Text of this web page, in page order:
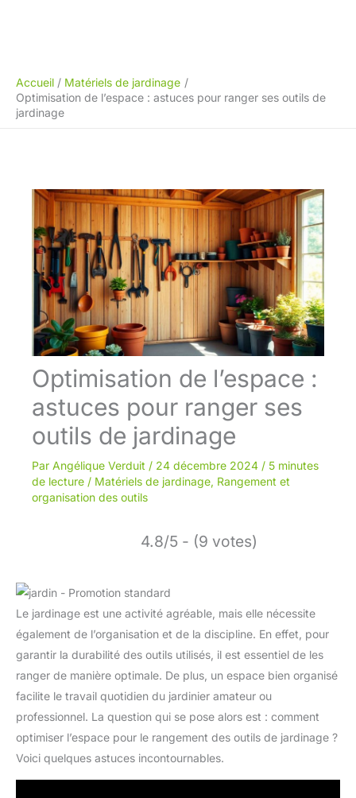
Accueil
Matériels de jardinage
Optimisation de l’espace : astuces pour ranger ses outils de
jardinage
Optimisation de l’espace :
astuces pour ranger ses
outils de jardinage
Par Angélique Verduit / 24 décembre 2024 / 5 minutes
de lecture / Matériels de jardinage, Rangement et
organisation des outils
4.8/5 - (9 votes)
Le jardinage est une activité agréable, mais elle nécessite
également de l’organisation et de la discipline. En effet, pour
garantir la durabilité des outils utilisés, il est essentiel de les
ranger de manière optimale. De plus, un espace bien organisé
facilite le travail quotidien du jardinier amateur ou
professionnel. La question qui se pose alors est : comment
optimiser l’espace pour le rangement des outils de jardinage ?
Voici quelques astuces incontournables.